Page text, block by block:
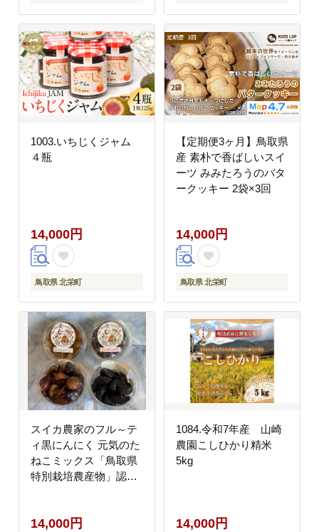
1003.いちじくジャム
４瓶
14,000円
鳥取県 北栄町
【定期便3ヶ月】鳥取県
産 素朴で香ばしいスイ
ーツ みみたろうのバタ
ークッキー 2袋×3回
14,000円
鳥取県 北栄町
スイカ農家のフル～テ
ィ黒にんにく 元気のた
ねこミックス「鳥取県
特別栽培農産物」認証
を使用 ※着日指定不可
14,000円
1084.令和7年産 山崎
農園こしひかり精米
5kg
14,000円